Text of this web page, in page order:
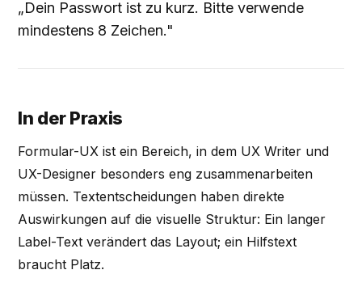
„Dein Passwort ist zu kurz. Bitte verwende
mindestens 8 Zeichen."
In der Praxis
Formular-UX ist ein Bereich, in dem UX Writer und
UX-Designer besonders eng zusammenarbeiten
müssen. Textentscheidungen haben direkte
Auswirkungen auf die visuelle Struktur: Ein langer
Label-Text verändert das Layout; ein Hilfstext
braucht Platz.